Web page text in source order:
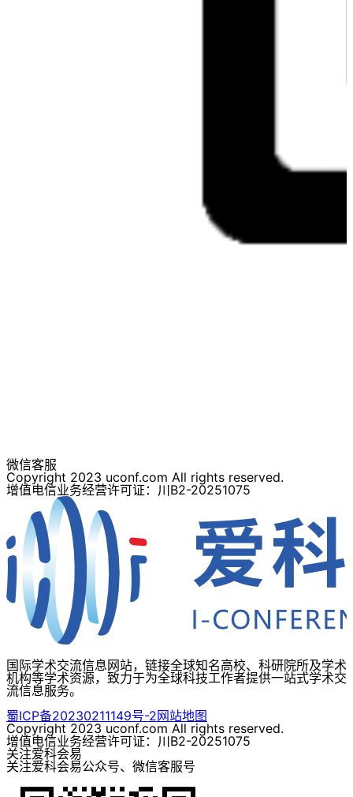
微信客服
Copyright 2023 uconf.com All rights reserved.
增值电信业务经营许可证：川B2-20251075
国际学术交流信息网站，链接全球知名高校、科研院所及学术
机构等学术资源，致力于为全球科技工作者提供一站式学术交
流信息服务。
蜀ICP备20230211149号-2网站地图
Copyright 2023 uconf.com All rights reserved.
增值电信业务经营许可证：川B2-20251075
关注爱科会易
关注爱科会易公众号、微信客服号